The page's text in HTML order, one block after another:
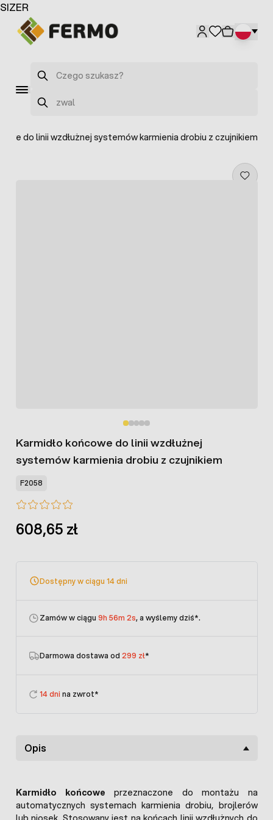
Przejdź do treści
Szukaj
Szukaj
do linii wzdłużnej systemów karmienia drobiu z czujnikiem
Karmidło końcowe do linii wzdłużnej
systemów karmienia drobiu z czujnikiem
F2058
608,65 zł
Dostępny w ciągu 14 dni
Zamów w ciągu 9h 56m 2s, a wyślemy dziś*.
Darmowa dostawa od 299 zł*
14 dni na zwrot*
Opis
Karmidło końcowe przeznaczone do montażu na
automatycznych systemach karmienia drobiu, brojlerów
SIZER